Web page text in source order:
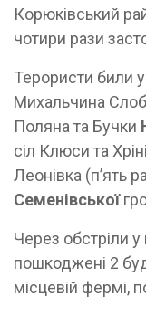
Корюківський
чотири рази
Терористи били
Михальчина
Поляна та Бучки
сіл Клюси та
Леонівка (пʼять
Семенівської
Через обстріли
пошкоджені 2
місцевій фермі,